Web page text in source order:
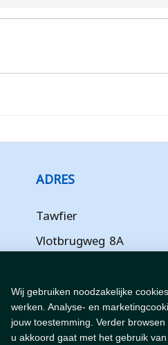
Wij gebruiken noodzakelijke
werken. Analyse- en
jouw toestemming. Verder
u akkoord gaat met het gebruik
ADRES
Tawfier
Vlotbrugweg 8A
Flevoland
NL